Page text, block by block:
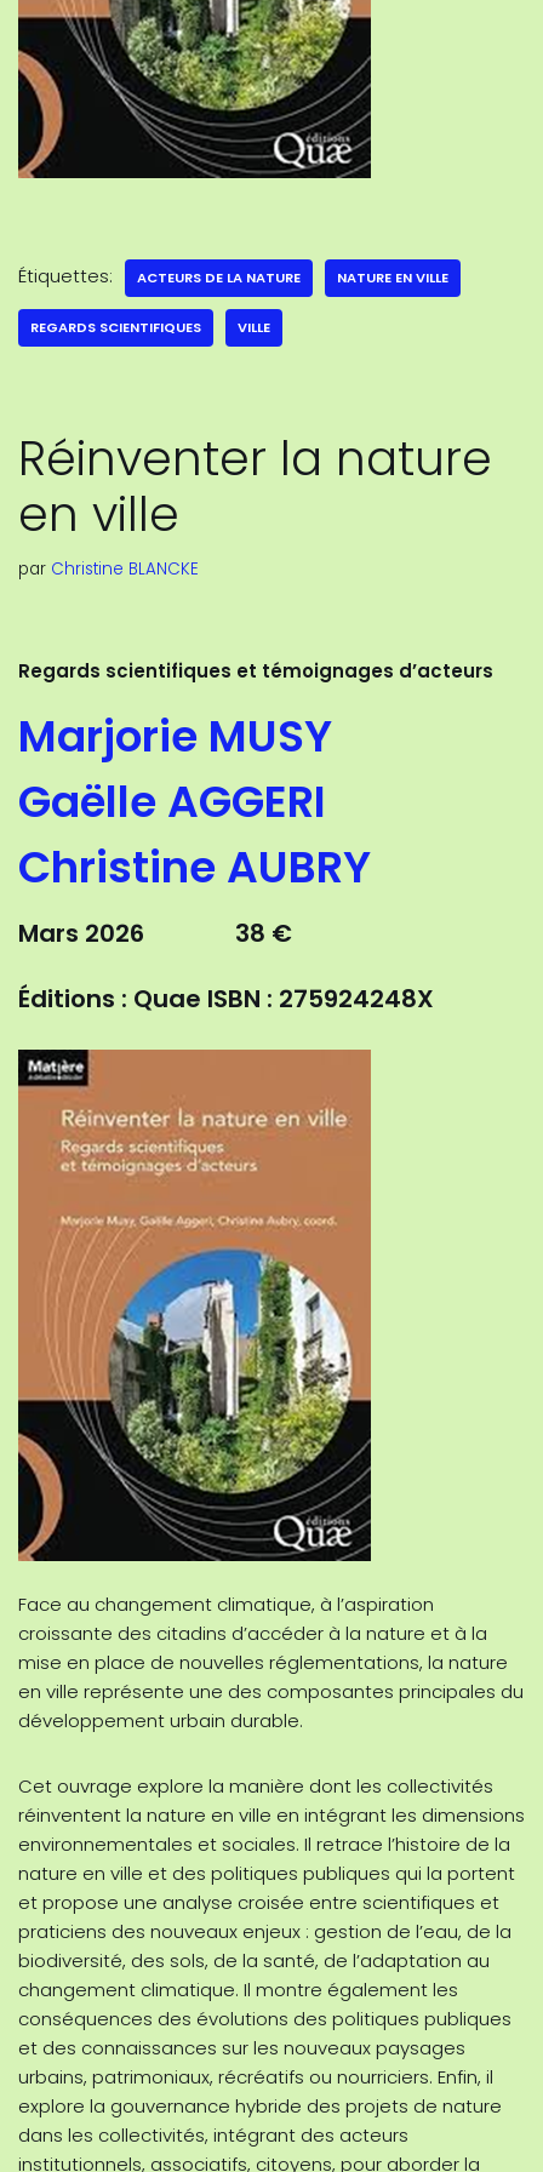
Étiquettes: ACTEURS DE LA NATURE NATURE EN VILLE
REGARDS SCIENTIFIQUES VILLE
Réinventer la nature
en ville
par Christine BLANCKE
Regards scientifiques et témoignages d’acteurs
Marjorie MUSY
Gaëlle AGGERI
Christine AUBRY
Mars 2026 38 €
Éditions : Quae ISBN : 275924248X
Face au changement climatique, à l’aspiration
croissante des citadins d’accéder à la nature et à la
mise en place de nouvelles réglementations, la nature
en ville représente une des composantes principales du
développement urbain durable.
Cet ouvrage explore la manière dont les collectivités
réinventent la nature en ville en intégrant les dimensions
environnementales et sociales. Il retrace l’histoire de la
nature en ville et des politiques publiques qui la portent
et propose une analyse croisée entre scientifiques et
praticiens des nouveaux enjeux : gestion de l’eau, de la
biodiversité, des sols, de la santé, de l’adaptation au
changement climatique. Il montre également les
conséquences des évolutions des politiques publiques
et des connaissances sur les nouveaux paysages
urbains, patrimoniaux, récréatifs ou nourriciers. Enfin, il
explore la gouvernance hybride des projets de nature
dans les collectivités, intégrant des acteurs
institutionnels, associatifs, citoyens, pour aborder la